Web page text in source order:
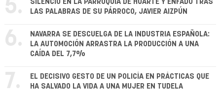
5.
SILENCIO EN LA PARROQUIA DE HUARTE Y ENFADO TRAS
LAS PALABRAS DE SU PÁRROCO, JAVIER AIZPÚN
6.
NAVARRA SE DESCUELGA DE LA INDUSTRIA ESPAÑOLA:
LA AUTOMOCIÓN ARRASTRA LA PRODUCCIÓN A UNA
CAÍDA DEL 7,7%
7.
EL DECISIVO GESTO DE UN POLICÍA EN PRÁCTICAS QUE
HA SALVADO LA VIDA A UNA MUJER EN TUDELA